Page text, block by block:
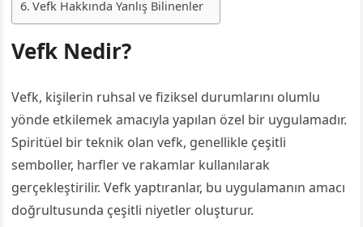
Vefk Hakkında Yanlış Bilinenler
Vefk Nedir?
Vefk, kişilerin ruhsal ve fiziksel durumlarını olumlu
yönde etkilemek amacıyla yapılan özel bir uygulamadır.
Spiritüel bir teknik olan vefk, genellikle çeşitli
semboller, harfler ve rakamlar kullanılarak
gerçekleştirilir. Vefk yaptıranlar, bu uygulamanın amacı
doğrultusunda çeşitli niyetler oluşturur.